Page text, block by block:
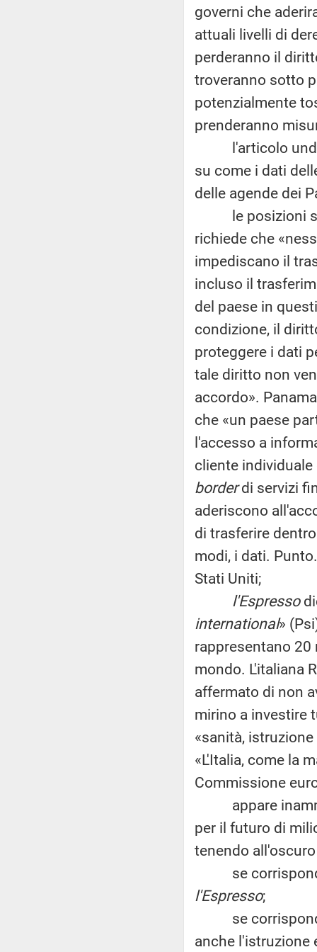
governi che
attuali livelli di
perderanno il
troveranno sotto
potenzialmente
prenderanno
l'articolo
su come i dati
delle agende dei
le posizioni
richiede che
impediscano il
incluso il
del paese in
condizione, il
proteggere i dati
tale diritto non
accordo».
che «un paese
l'accesso a
cliente
borderdi servizi
aderiscono
di trasferire
modi, i dati.
Stati Uniti;
l'Espresso
international»
rappresentano
mondo. L'italiana
affermato di non
mirino a investire
«sanità,
«L'Italia, come la
Commissione
appare
per il futuro di
tenendo
se
l'Espresso;
se corrisponda
anche l'istruzione